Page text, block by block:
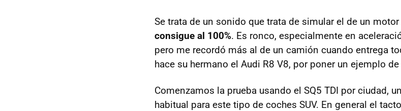
Se trata de un sonido que trata de simular el de un
consigue al 100%. Es ronco, especialmente en
pero me recordó más al de un camión cuando entrega
hace su hermano el Audi R8 V8, por poner un ejemplo
Comenzamos la prueba usando el SQ5 TDI por ciudad,
habitual para este tipo de coches SUV. En general el